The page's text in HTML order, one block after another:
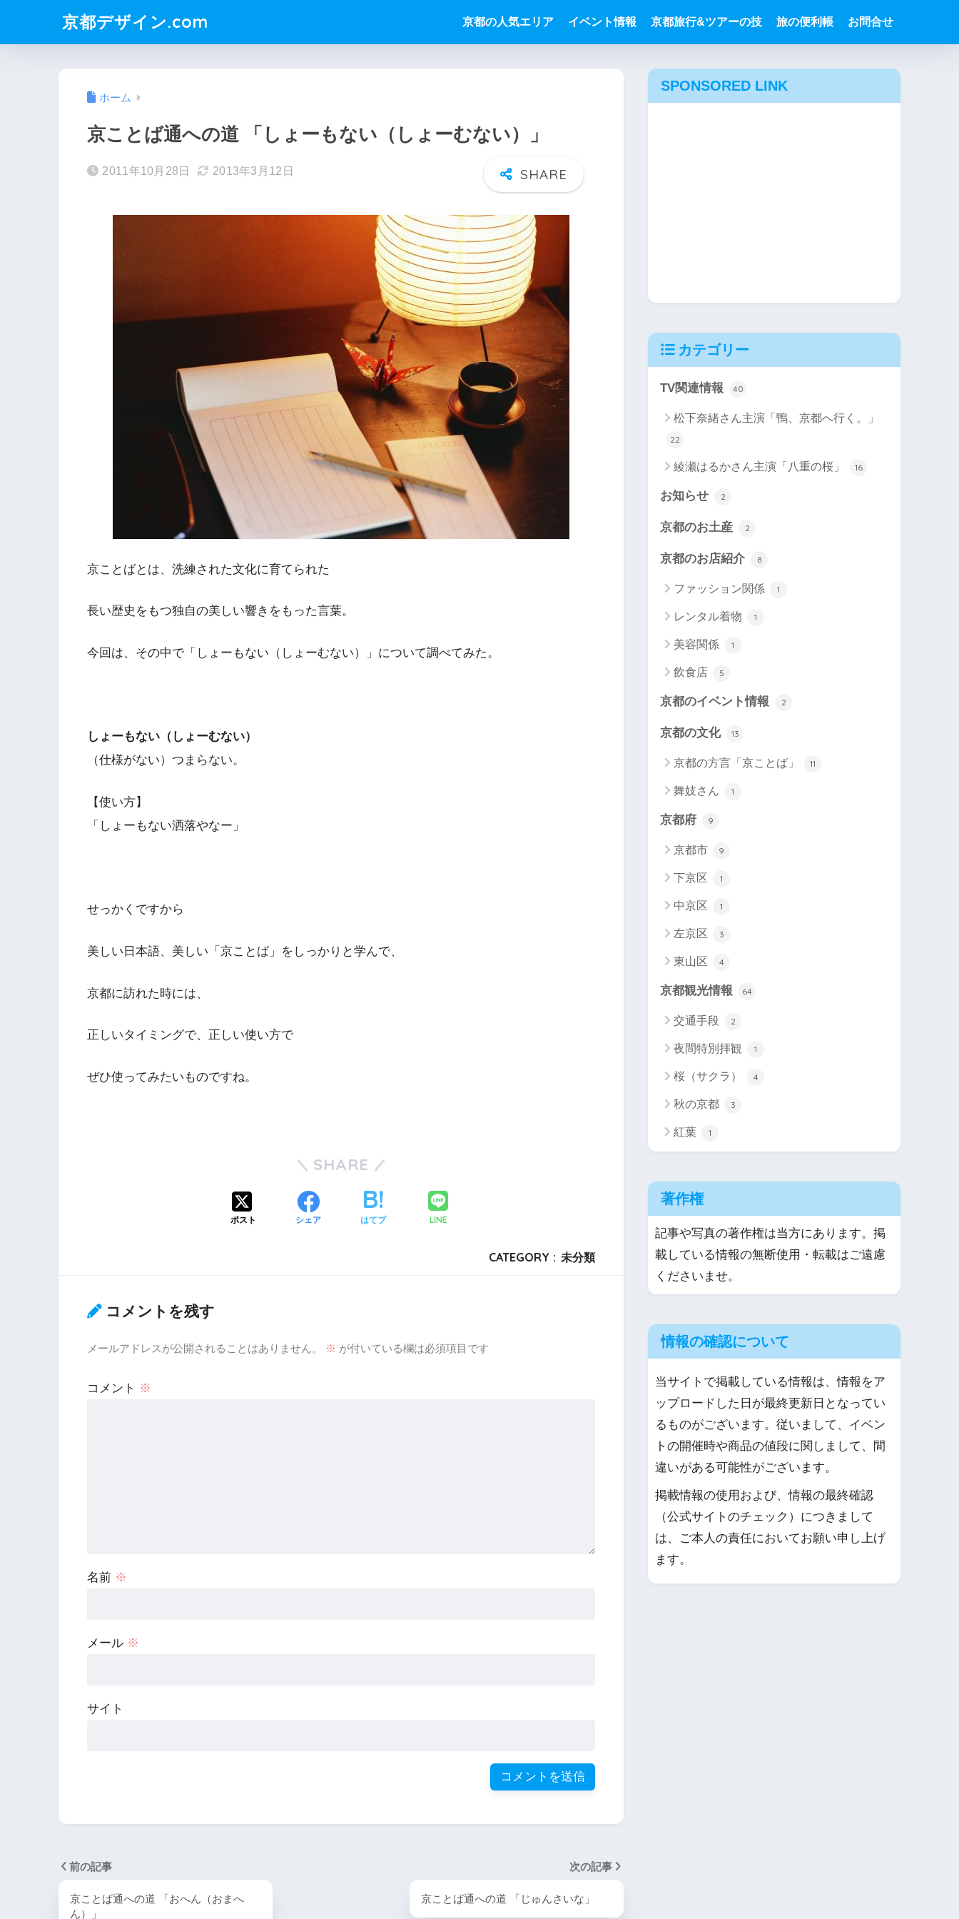
京都デザイン.com 京都の人気エリア イベント情報 京都旅行&ツアーの技 旅の便利帳 お問合せ
ホーム
京ことば通への道 「しょーもない（しょーむない）」
2011年10月28日 2013年3月12日
京ことばとは、洗練された文化に育てられた
長い歴史をもつ独自の美しい響きをもった言葉。
今回は、その中で「しょーもない（しょーむない）」について調べてみた。
しょーもない（しょーむない）
（仕様がない）つまらない。
【使い方】
「しょーもない洒落やなー」
せっかくですから
美しい日本語、美しい「京ことば」をしっかりと学んで、
京都に訪れた時には、
正しいタイミングで、正しい使い方で
ぜひ使ってみたいものですね。
SHARE
ポスト シェア はてブ LINE
CATEGORY : 未分類
コメントを残す
メールアドレスが公開されることはありません。 ※ が付いている欄は必須項目です
コメント ※
名前 ※
メール ※
サイト
前の記事
京ことば通への道 「おへん（おまへ
ん）」
次の記事
京ことば通への道 「じゅんさいな」
SPONSORED LINK
カテゴリー
TV関連情報 40
松下奈緒さん主演「鴨、京都へ行く。」
22
綾瀬はるかさん主演「八重の桜」 16
お知らせ 2
京都のお土産 2
京都のお店紹介 8
ファッション関係 1
レンタル着物 1
美容関係 1
飲食店 5
京都のイベント情報 2
京都の文化 13
京都の方言「京ことば」 11
舞妓さん 1
京都府 9
京都市 9
下京区 1
中京区 1
左京区 3
東山区 4
京都観光情報 64
交通手段 2
夜間特別拝観 1
桜（サクラ） 4
秋の京都 3
紅葉 1
著作権
記事や写真の著作権は当方にあります。掲
載している情報の無断使用・転載はご遠慮
くださいませ。
情報の確認について
当サイトで掲載している情報は、情報をア
ップロードした日が最終更新日となってい
るものがございます。従いまして、イベン
トの開催時や商品の値段に関しまして、間
違いがある可能性がございます。
掲載情報の使用および、情報の最終確認
（公式サイトのチェック）につきまして
は、ご本人の責任においてお願い申し上げ
ます。